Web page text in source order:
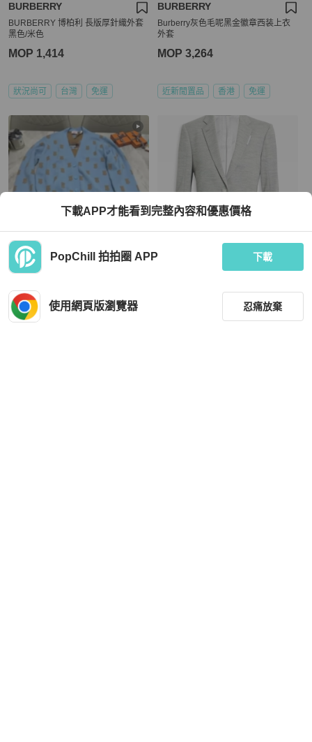
BURBERRY
BURBERRY 博柏利 長版厚針織外套
黑色/米色
MOP 1,414
狀況尚可 台灣 免運
BURBERRY
Burberry灰色毛呢黑金徽章西装上衣
外套
MOP 3,264
近新閒置品 香港 免運
BURBERRY
MOP 5,346
下載APP才能看到完整內容和優惠價格
PopChill 拍拍圈 APP 下載
使用網頁版瀏覽器 忍痛放棄